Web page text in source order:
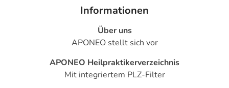
Informationen
Über uns
APONEO stellt sich vor
APONEO Heilpraktikerverzeichnis
Mit integriertem PLZ-Filter